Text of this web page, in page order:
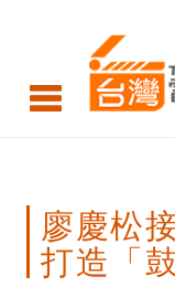
松
任
北
廖慶松
打造「